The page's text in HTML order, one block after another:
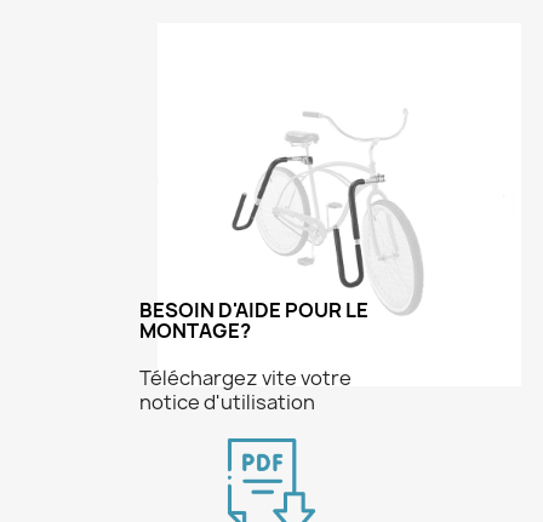
BESOIN D'AIDE POUR LE
MONTAGE?
Téléchargez vite votre
notice d'utilisation
Créer une liste d'envies
Annuler Créer une liste d'envies